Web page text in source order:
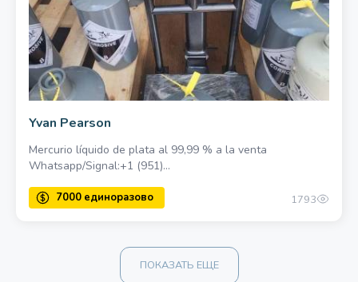
125 в день
Yvan Pearson
Mercurio líquido de plata al 99,99 % a la venta
Whatsapp/Signal:+1 (951)...
1793
ПОКАЗАТЬ ЕЩЕ